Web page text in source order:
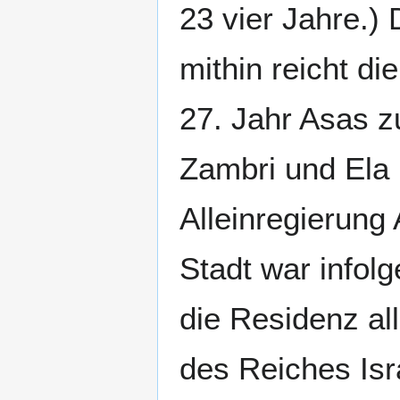
23 vier Jahre.)
mithin reicht
27. Jahr Asas
Zambri und
Alleinregierung
Stadt war
die Residenz
des Reiches